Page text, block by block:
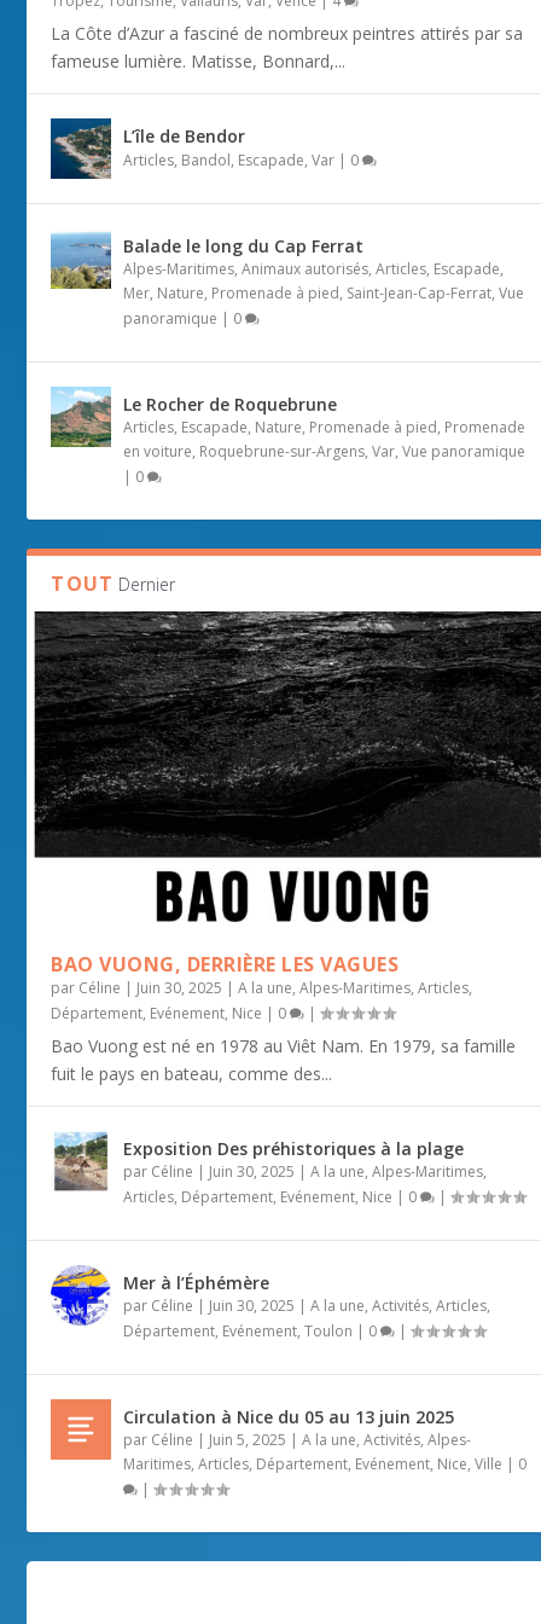
La Côte d’Azur a fasciné de nombreux peintres attirés par sa
fameuse lumière. Matisse, Bonnard,...
L’île de Bendor
Articles, Bandol, Escapade,Var | 0
Balade le long du Cap Ferrat
Alpes-Maritimes,Animaux autorisés,Articles, Escapade,
Mer, Nature, Promenade à pied, Saint-Jean-Cap-Ferrat,Vue
panoramique | 0
Le Rocher de Roquebrune
Articles, Escapade, Nature, Promenade à pied, Promenade
en voiture, Roquebrune-sur-Argens,Var,Vue panoramique
| 0
TOUT Dernier
BAO VUONG, DERRIÈRE LES VAGUES
par Céline | Juin 30, 2025 |A la une,Alpes-Maritimes,Articles,
Département, Evénement, Nice | 0 |
Bao Vuong est né en 1978 au Viêt Nam. En 1979, sa famille
fuit le pays en bateau, comme des...
Exposition Des préhistoriques à la plage
par Céline | Juin 30, 2025 |A la une,Alpes-Maritimes,
Articles, Département, Evénement, Nice | 0 |
Mer à l’Éphémère
par Céline | Juin 30, 2025 |A la une,Activités,Articles,
Département, Evénement,Toulon | 0 |
Circulation à Nice du 05 au 13 juin 2025
par Céline | Juin 5, 2025 |A la une,Activités,Alpes-
Maritimes,Articles, Département, Evénement, Nice,Ville | 0
|